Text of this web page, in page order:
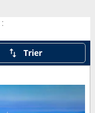
Trier